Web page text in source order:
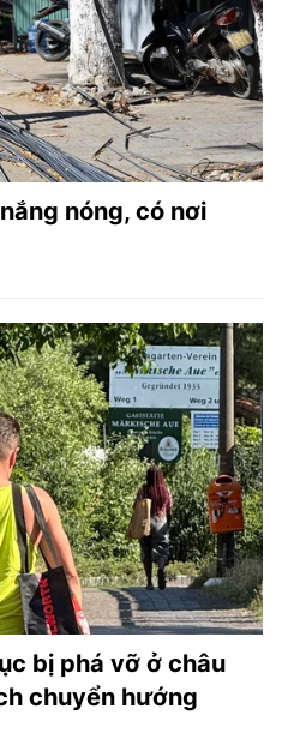
nóng, có nơi
bị phá vỡ ở châu
chuyển hướng